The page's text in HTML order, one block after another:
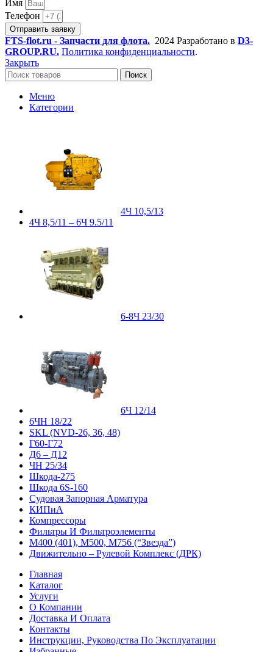
Имя
Телефон
Отправить заявку
FTS-flot.ru - Запчасти для флота. 2024 Разработано в D3-
GROUP.RU. Политика конфиденциальности.
Закрыть
Поиск
Меню
Категории
4Ч 10,5/13
4Ч 8,5/11 – 6Ч 9.5/11
6-8Ч 23/30
6Ч 12/14
6ЧН 18/22
SKL (NVD-26, 36, 48)
Г60-Г72
Д6 – Д12
ЧН 25/34
Шкода-275
Шкода 6S-160
Судовая Запорная Арматура
КИПиА
Компрессоры
Фильтры И Фильтроэлементы
М400 (401), М500, М756 (“Звезда”)
Движительно – Рулевой Комплекс (ДРК)
Главная
Каталог
Услуги
О Компании
Доставка И Оплата
Контакты
Инструкции, Руководства По Эксплуатации